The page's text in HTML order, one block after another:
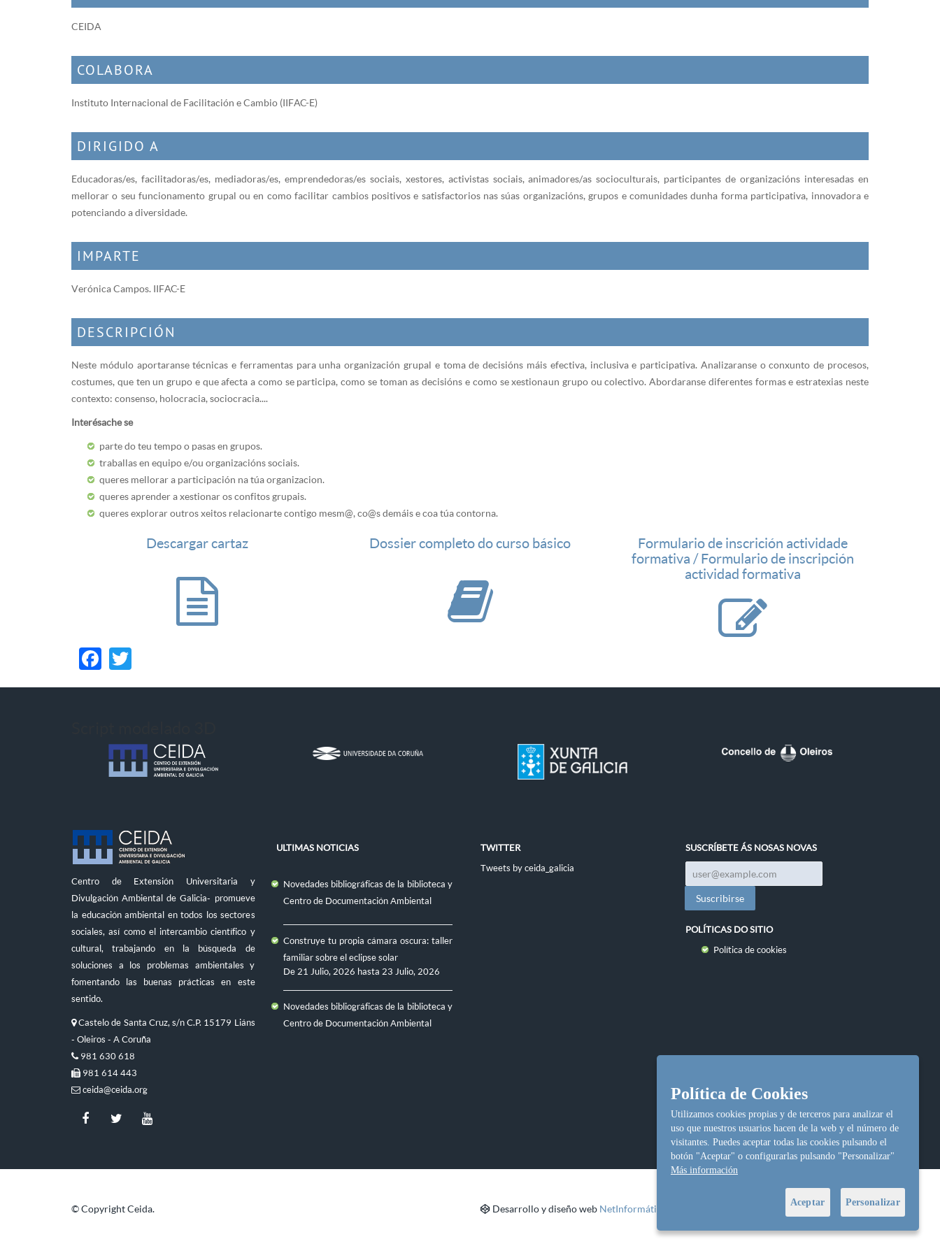
CEIDA
COLABORA
Instituto Internacional de Facilitación e Cambio (IIFAC-E)
DIRIGIDO A
Educadoras/es, facilitadoras/es, mediadoras/es, emprendedoras/es sociais, xestores, activistas sociais, animadores/as socioculturais, participantes de organizacións interesadas en
mellorar o seu funcionamento grupal ou en como facilitar cambios positivos e satisfactorios nas súas organizacións, grupos e comunidades dunha forma participativa, innovadora e
potenciando a diversidade.
IMPARTE
Verónica Campos. IIFAC-E
DESCRIPCIÓN
Neste módulo aportaranse técnicas e ferramentas para unha organización grupal e toma de decisións máis efectiva, inclusiva e participativa. Analizaranse o conxunto de procesos,
costumes, que ten un grupo e que afecta a como se participa, como se toman as decisións e como se xestiona un grupo ou colectivo. Abordaranse diferentes formas e estratexias neste
contexto: consenso, holocracia, sociocracia....
Interésache se
parte do teu tempo o pasas en grupos.
traballas en equipo e/ou organizacións sociais.
queres mellorar a participación na túa organizacion.
queres aprender a xestionar os confitos grupais.
queres explorar outros xeitos relacionarte contigo mesm@, co@s demáis e coa túa contorna.
Descargar cartaz Dossier completo do curso básico
Formulario de inscrición actividade
formativa / Formulario de inscripción
actividad formativa
Facebook
Centro de Extensión Universitaria y
Divulgación Ambiental de Galicia- promueve
la educación ambiental en todos los sectores
sociales, así como el intercambio científico y
cultural, trabajando en la búsqueda de
soluciones a los problemas ambientales y
fomentando las buenas prácticas en este
sentido.
Castelo de Santa Cruz, s/n C.P. 15179 Liáns
- Oleiros - A Coruña
981 630 618
981 614 443
ceida@ceida.org
ULTIMAS NOTICIAS
Novedades bibliográficas de la biblioteca y
Centro de Documentación Ambiental
Construye tu propia cámara oscura: taller
familiar sobre el eclipse solar
De 21 Julio, 2026 hasta 23 Julio, 2026
Novedades bibliográficas de la biblioteca y
Centro de Documentación Ambiental
TWITTER
Tweets by ceida_galicia
SUSCRÍBETE ÁS NOSAS NOVAS
POLÍTICAS DO SITIO
Política de cookies
© Copyright Ceida. Desarrollo y diseño web NetInformática
Política de Cookies
Utilizamos cookies propias y de terceros para analizar el
uso que nuestros usuarios hacen de la web y el número de
visitantes. Puedes aceptar todas las cookies pulsando el
botón "Aceptar" o configurarlas pulsando "Personalizar"
Más información
Aceptar Personalizar